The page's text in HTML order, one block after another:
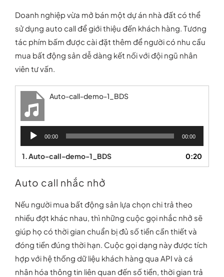
Doanh nghiệp vừa mở bán một dự án nhà đất có thể
sử dụng auto call để giới thiệu đến khách hàng. Tương
tác phím bấm được cài đặt thêm để người có nhu cầu
mua bất động sản dễ dàng kết nối với đội ngũ nhân
viên tư vấn.
Auto-call-demo-1_BDS
Trình
chơi
Audio
00:00 00:00
1.Auto-call-demo-1_BDS 0:20
Auto call nhắc nhở
Nếu người mua bất động sản lựa chọn chi trả theo
nhiều đợt khác nhau, thì những cuộc gọi nhắc nhở sẽ
giúp họ có thời gian chuẩn bị đủ số tiền cần thiết và
đóng tiền đúng thời hạn. Cuộc gọi dạng này được tích
hợp với hệ thống dữ liệu khách hàng qua API và cá
nhân hóa thông tin liên quan đến số tiền, thời gian trả